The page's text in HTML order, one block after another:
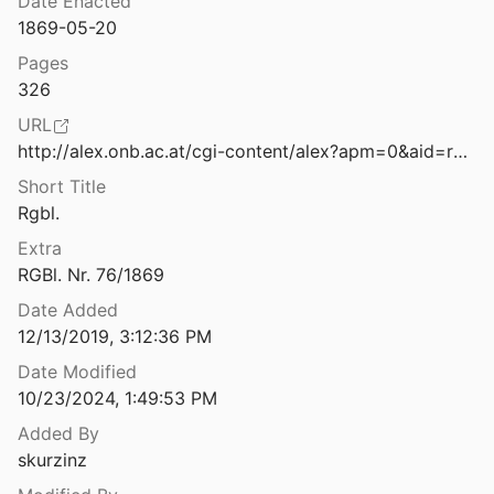
Alle Bände der Edition
HM Bände
HM Beiträge
ÜberMRPDigitaleEdition
Gesetz, über die tauschweise Ueberlassung von Objecten des unbeweglichen Staatseigenthumes
1869-05-20
Pages
326
URL
http://alex.onb.ac.at/cgi-content/alex?apm=0&aid=rgb&datum=18690004&seite=00000326
Short Title
Rgbl.
Extra
RGBl. Nr. 76/1869
Date Added
12/13/2019, 3:12:36 PM
Date Modified
10/23/2024, 1:49:53 PM
Added By
skurzinz